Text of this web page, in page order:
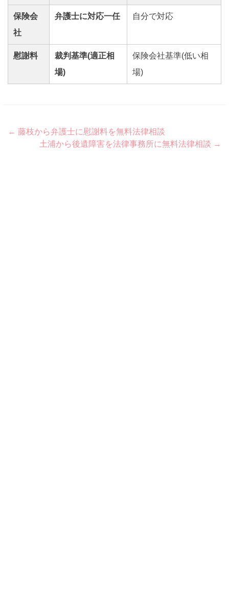
保険会
社
弁護士に対応一任 自分で対応
慰謝料
裁判基準(適正相
場)
保険会社基準(低い相
場)
Post
navigation
← 藤枝から弁護士に慰謝料を無料法律相談
土浦から後遺障害を法律事務所に無料法律相談 →